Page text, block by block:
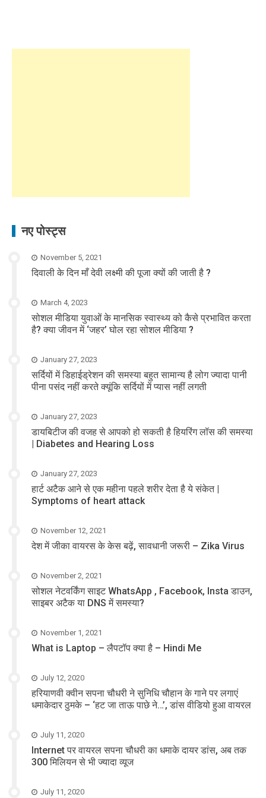
नए पोस्ट्स
November 5, 2021
दिवाली के दिन माँ देवी लक्ष्मी की पूजा क्यों की जाती है ?
March 4, 2023
सोशल मीडिया युवाओं के मानसिक स्वास्थ्य को कैसे प्रभावित करता
है? क्या जीवन में ‘जहर’ घोल रहा सोशल मीडिया ?
January 27, 2023
सर्दियों में डिहाईड्रेशन की समस्या बहुत सामान्य है लोग ज्यादा पानी
पीना पसंद नहीं करते क्यूंकि सर्दियों में प्यास नहीं लगती
January 27, 2023
डायबिटीज की वजह से आपको हो सकती है हियरिंग लॉस की समस्या
| Diabetes and Hearing Loss
January 27, 2023
हार्ट अटैक आने से एक महीना पहले शरीर देता है ये संकेत |
Symptoms of heart attack
November 12, 2021
देश में जीका वायरस के केस बढ़ें, सावधानी जरूरी – Zika Virus
November 2, 2021
सोशल नेटवर्किंग साइट WhatsApp , Facebook, Insta डाउन,
साइबर अटैक या DNS में समस्या?
November 1, 2021
What is Laptop – लैपटॉप क्या है – Hindi Me
July 12, 2020
हरियाणवी क्वीन सपना चौधरी ने सुनिधि चौहान के गाने पर लगाएं
धमाकेदार ठुमके – ‘हट जा ताऊ पाछे ने…’, डांस वीडियो हुआ वायरल
July 11, 2020
Internet पर वायरल सपना चौधरी का धमाके दायर डांस, अब तक
300 मिलियन से भी ज्यादा व्यूज
July 11, 2020